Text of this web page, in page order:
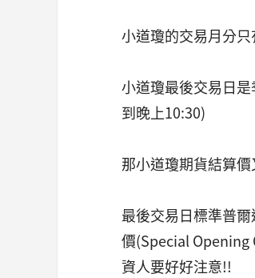
小道瓊的交易月分
小道瓊最後交易日
到晚上10:30)
那小道瓊期貨結算
最後交易日標準普
價(Special Opening
資人要好好注意!!